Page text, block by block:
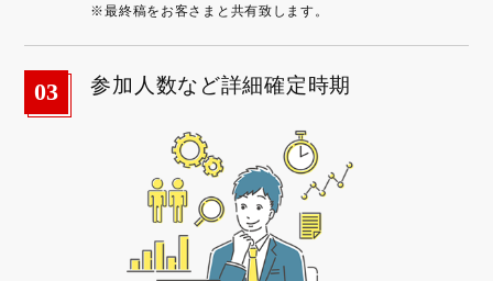
※最終稿をお客さまと共有致します。
03 参加人数など詳細確定時期